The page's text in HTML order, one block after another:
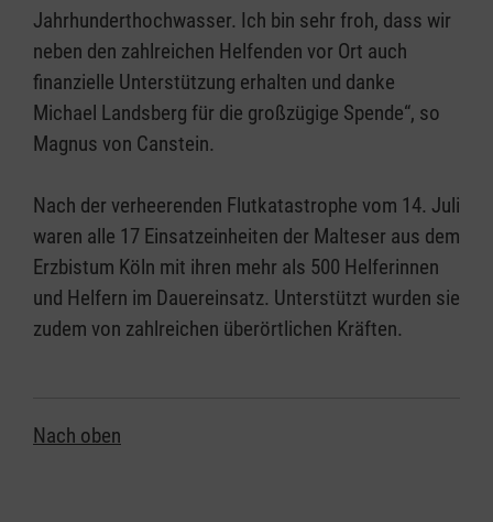
Jahrhunderthochwasser. Ich bin sehr froh, dass wir
neben den zahlreichen Helfenden vor Ort auch
finanzielle Unterstützung erhalten und danke
Michael Landsberg für die großzügige Spende“, so
Magnus von Canstein.
Nach der verheerenden Flutkatastrophe vom 14. Juli
waren alle 17 Einsatzeinheiten der Malteser aus dem
Erzbistum Köln mit ihren mehr als 500 Helferinnen
und Helfern im Dauereinsatz. Unterstützt wurden sie
zudem von zahlreichen überörtlichen Kräften.
Nach oben